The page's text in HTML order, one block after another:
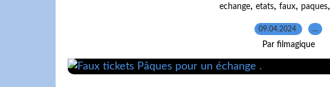
echange, etats, faux, paques,
09.04.2024 …
Par filmagique